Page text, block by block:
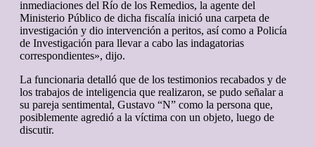
inmediaciones del Río de los Remedios, la agente del
Ministerio Público de dicha fiscalía inició una carpeta de
investigación y dio intervención a peritos, así como a Policía
de Investigación para llevar a cabo las indagatorias
correspondientes», dijo.
La funcionaria detalló que de los testimonios recabados y de
los trabajos de inteligencia que realizaron, se pudo señalar a
su pareja sentimental, Gustavo “N” como la persona que,
posiblemente agredió a la víctima con un objeto, luego de
discutir.